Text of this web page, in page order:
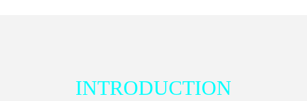
映其可调度通道利
INTRODUCTION